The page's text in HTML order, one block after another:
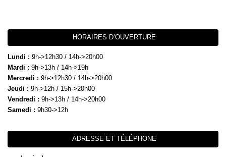
HORAIRES D’OUVERTURE
Lundi : 9h->12h30 / 14h->20h00
Mardi : 9h->13h / 14h->19h
Mercredi : 9h->12h30 / 14h->20h00
Jeudi : 9h->12h / 15h->20h00
Vendredi : 9h->13h / 14h->20h00
Samedi : 9h30->12h
ADRESSE ET TÉLÉPHONE